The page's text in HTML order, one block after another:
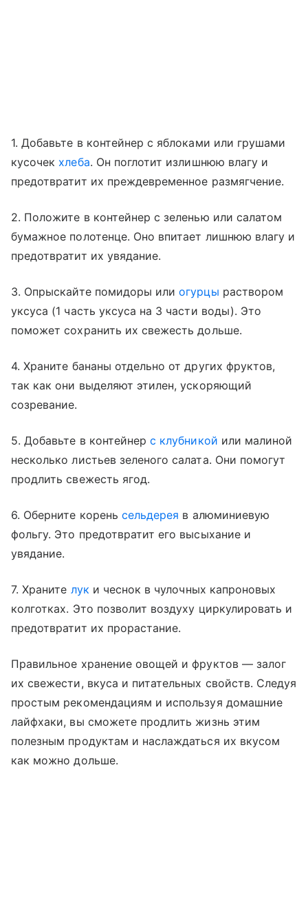
1. Добавьте в контейнер с яблоками или грушами
кусочек хлеба. Он поглотит излишнюю влагу и
предотвратит их преждевременное размягчение.
2. Положите в контейнер с зеленью или салатом
бумажное полотенце. Оно впитает лишнюю влагу и
предотвратит их увядание.
3. Опрыскайте помидоры илиогурцы раствором
уксуса (1 часть уксуса на 3 части воды). Это
поможет сохранить их свежесть дольше.
4. Храните бананы отдельно от других фруктов,
так как они выделяют этилен, ускоряющий
созревание.
5. Добавьте в контейнерс клубникой или малиной
несколько листьев зеленого салата. Они помогут
продлить свежесть ягод.
6. Оберните корень сельдерея в алюминиевую
фольгу. Это предотвратит его высыхание и
увядание.
7. Храните лук и чеснок в чулочных капроновых
колготках. Это позволит воздуху циркулировать и
предотвратит их прорастание.
Правильное хранение овощей и фруктов — залог
их свежести, вкуса и питательных свойств. Следуя
простым рекомендациям и используя домашние
лайфхаки, вы сможете продлить жизнь этим
полезным продуктам и наслаждаться их вкусом
как можно дольше.